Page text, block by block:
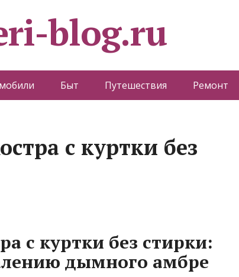
blog.ru
Быт Путешествия Ремонт
с куртки без
с куртки без стирки:
дымного амбре